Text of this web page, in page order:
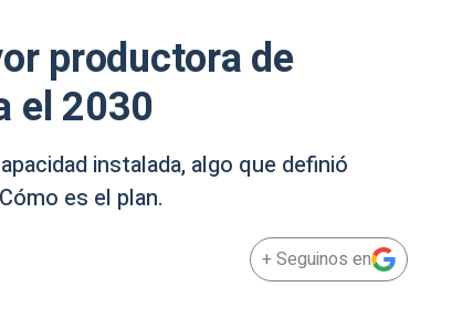
productora de
el 2030
instalada, algo que definió
es el plan.
+ Seguinos en